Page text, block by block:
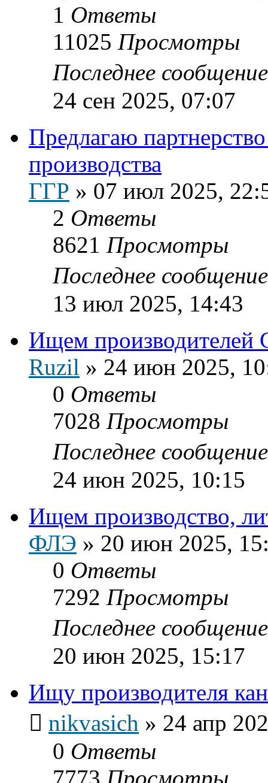
1 Ответы
11025 Просмотры
Последнее
24 сен 2025, 07:07
Предлагаю
производства
ГГР » 07 июл 2025,
2 Ответы
8621 Просмотры
Последнее
13 июл 2025, 14:43
Ищем производителей
Ruzil » 24 июн 2025,
0 Ответы
7028 Просмотры
Последнее
24 июн 2025, 10:15
Ищем производство,
ФЛЭ » 20 июн 2025,
0 Ответы
7292 Просмотры
Последнее
20 июн 2025, 15:17
Ищу производителя
nikvasich » 24 апр
0 Ответы
7773 Просмотры